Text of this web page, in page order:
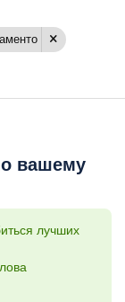
вашему
лучших